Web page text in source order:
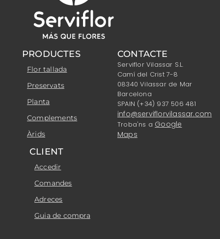
PRODUCTES
Flor tallada
Preservats
Planta
Complements
Àrids
CONTACTE
Serviflor Vilassar S.L.
Camí del Crist 7-8
08340 Vilassar de Mar
Barcelona
SPAIN (+34) 937 506 481
info@serviflorvilassar.com
Troba'ns a Google
Maps
CLIENT
Accedir
Comandes
Adreces
Guia de compra